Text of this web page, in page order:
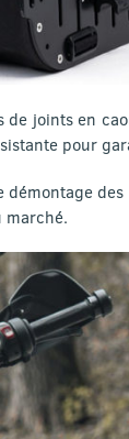
de joints en
pour
démontage
marché.